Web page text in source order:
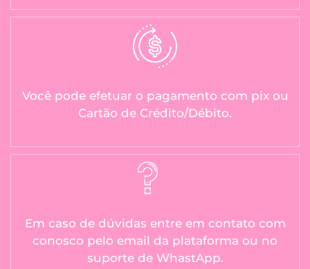
Você pode efetuar o pagamento com pix ou
Cartão de Crédito/Débito.
Em caso de dúvidas entre em contato com
conosco pelo email da plataforma ou no
suporte de WhastApp.